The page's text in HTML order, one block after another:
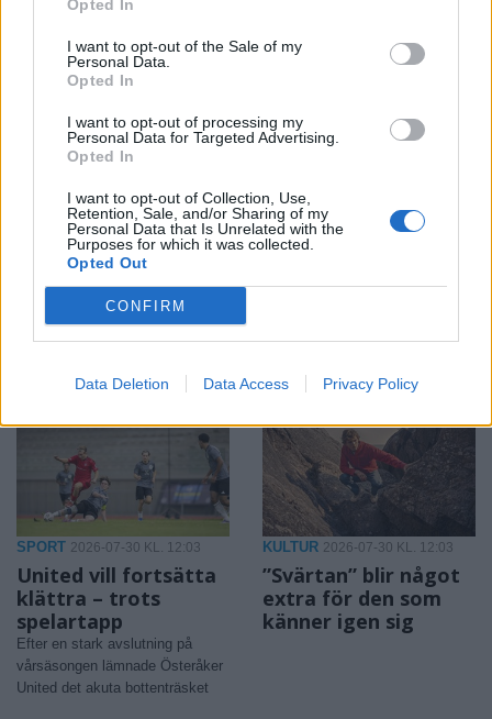
Opted In
I want to opt-out of the Sale of my
Personal Data.
Opted In
I want to opt-out of processing my
Personal Data for Targeted Advertising.
Opted In
I want to opt-out of Collection, Use,
Retention, Sale, and/or Sharing of my
Personal Data that Is Unrelated with the
Purposes for which it was collected.
Opted Out
CONFIRM
Data Deletion Data Access Privacy Policy
Sveriges snabbaste
hundar gjorde upp i
Åkersberga
SM i hundkapplöpning ägde rum
på Åkers Kanal Greyhound Park
med hundra tävlande hundar
EM gav erfarenhet
för Alice och Ove
Skånstaryttaren såg lärdomarna
SPORT 2026-07-30 KL. 12:03
United vill fortsätta
klättra – trots
spelartapp
Efter en stark avslutning på
vårsäsongen lämnade Österåker
United det akuta bottenträsket
KULTUR 2026-07-30 KL. 12:03
”Svärtan” blir något
extra för den som
känner igen sig